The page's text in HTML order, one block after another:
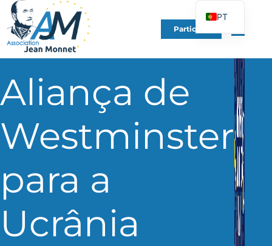
Participe
Aliança de
Westminster
para a
Ucrânia
PT
FR
EN
PL